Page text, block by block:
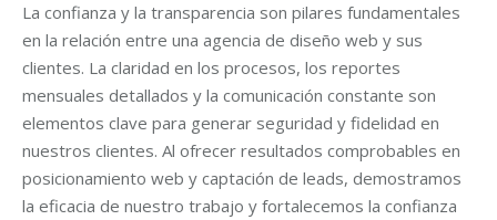
La confianza y la transparencia son pilares fundamentales
en la relación entre una agencia de diseño web y sus
clientes. La claridad en los procesos, los reportes
mensuales detallados y la comunicación constante son
elementos clave para generar seguridad y fidelidad en
nuestros clientes. Al ofrecer resultados comprobables en
posicionamiento web y captación de leads, demostramos
la eficacia de nuestro trabajo y fortalecemos la confianza